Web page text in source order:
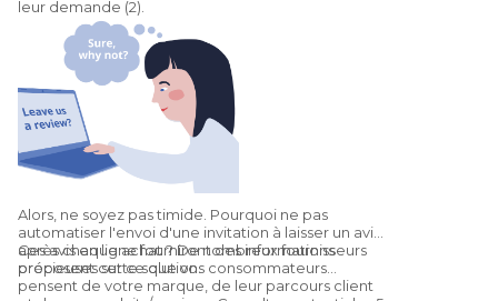
leur demande (2).
Alors, ne soyez pas timide. Pourquoi ne pas
automatiser l'envoi d'une invitation à laisser un avis
après chaque achat ? De nombreux fournisseurs
proposent cette solution.
Ces avis en ligne fourniront des informations
précieuses sur ce que vos consommateurs
pensent de votre marque, de leur parcours client